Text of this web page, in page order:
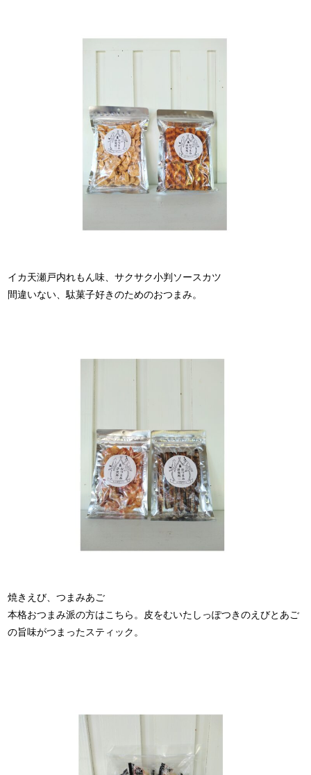
イカ天瀬戸内れもん味、サクサク小判ソースカツ
間違いない、駄菓子好きのためのおつまみ。
焼きえび、つまみあご
本格おつまみ派の方はこちら。皮をむいたしっぽつきのえびとあご
の旨味がつまったスティック。